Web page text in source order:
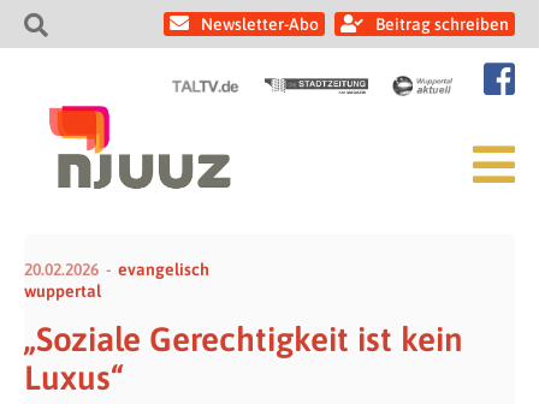
Newsletter-Abo Beitrag schreiben
20.02.2026
evangelisch
wuppertal
„Soziale Gerechtigkeit ist kein
Luxus“